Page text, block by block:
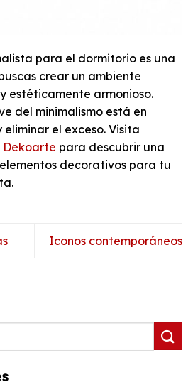
para el dormitorio es una
crear un ambiente
estéticamente armonioso.
del minimalismo está en
el exceso. Visita
Dekoarte para descubrir una
decorativos para tu
Iconos contemporáneos